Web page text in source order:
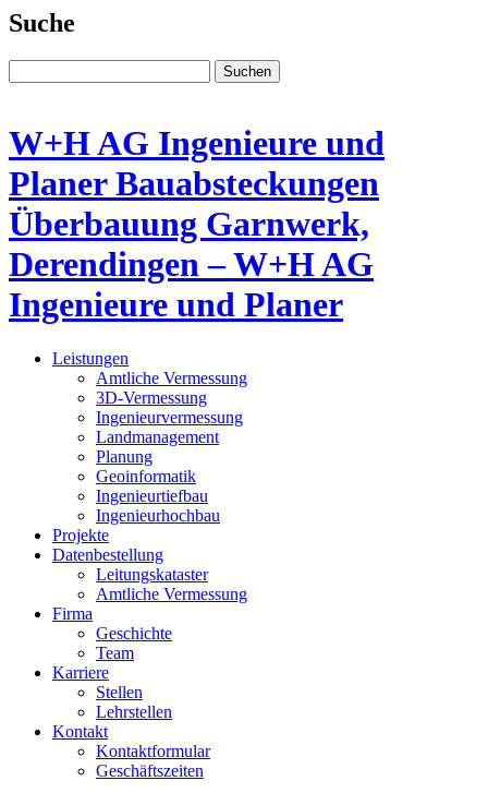
Suche
Suchen
W+H AG Ingenieure und
Planer Bauabsteckungen
Überbauung Garnwerk,
Derendingen – W+H AG
Ingenieure und Planer
Leistungen
Amtliche Vermessung
3D-Vermessung
Ingenieur­vermessung
Land­management
Planung
Geoinformatik
Ingenieurtiefbau
Ingenieurhochbau
Projekte
Datenbestellung
Leitungskataster
Amtliche Vermessung
Firma
Geschichte
Team
Karriere
Stellen
Lehrstellen
Kontakt
Kontaktformular
Geschäftszeiten